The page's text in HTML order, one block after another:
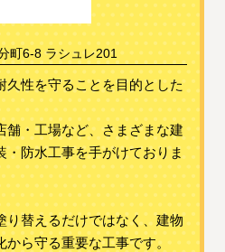
町6-8 ラシュレ201
久性を守ることを目的とした
舗・工場など、さまざまな建
・防水工事を手がけておりま
り替えるだけではなく、建物
から守る重要な工事です。